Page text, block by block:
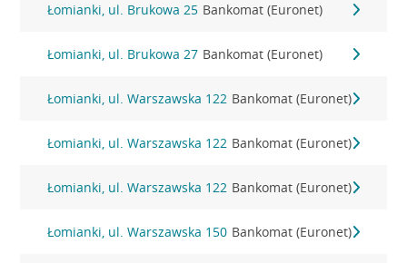
Łomianki, ul. Brukowa 25 Bankomat (Euronet)
Łomianki, ul. Brukowa 27 Bankomat (Euronet)
Łomianki, ul. Warszawska 122 Bankomat (Euronet)
Łomianki, ul. Warszawska 122 Bankomat (Euronet)
Łomianki, ul. Warszawska 122 Bankomat (Euronet)
Łomianki, ul. Warszawska 150 Bankomat (Euronet)